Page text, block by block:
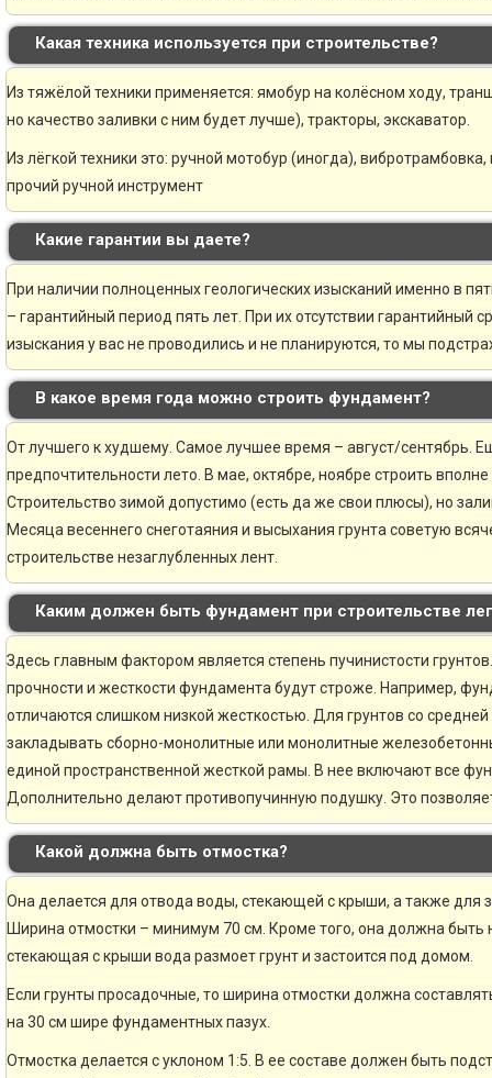
Какая техника используется при строительстве?
Из тяжёлой техники применяется: ямобур на колёсном ходу,
но качество заливки с ним будет лучше), тракторы, экскаватор.
Из лёгкой техники это: ручной мотобур (иногда),
прочий ручной инструмент
Какие гарантии вы даете?
При наличии полноценных геологических изысканий именно в
– гарантийный период пять лет. При их отсутствии гарантийный
изыскания у вас не проводились и не планируются, то мы
В какое время года можно строить фундамент?
От лучшего к худшему. Самое лучшее время – август/сентябрь.
предпочтительности лето. В мае, октябре, ноябре строить
Строительство зимой допустимо (есть да же свои плюсы), но
Месяца весеннего снеготаяния и высыхания грунта советую
строительстве незаглубленных лент.
Каким должен быть фундамент при строительстве
Здесь главным фактором является степень пучинистости
прочности и жесткости фундамента будут строже. Например,
отличаются слишком низкой жесткостью. Для грунтов со
закладывать сборно-монолитные или монолитные
единой пространственной жесткой рамы. В нее включают все
Дополнительно делают противопучинную подушку. Это
Какой должна быть отмостка?
Она делается для отвода воды, стекающей с крыши, а также для
Ширина отмостки – минимум 70 см. Кроме того, она должна быть
стекающая с крыши вода размоет грунт и застоится под домом.
Если грунты просадочные, то ширина отмостки должна
на 30 см шире фундаментных пазух.
Отмостка делается с уклоном 1:5. В ее составе должен быть